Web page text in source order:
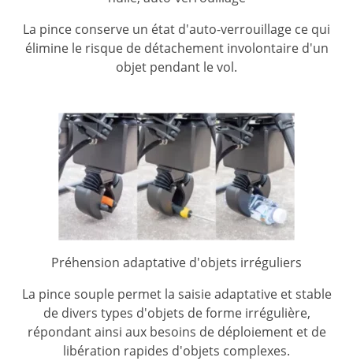
La pince conserve un état d'auto-verrouillage ce qui
élimine le risque de détachement involontaire d'un
objet pendant le vol.
Préhension adaptative d'objets irréguliers
La pince souple permet la saisie adaptative et stable
de divers types d'objets de forme irrégulière,
répondant ainsi aux besoins de déploiement et de
libération rapides d'objets complexes.